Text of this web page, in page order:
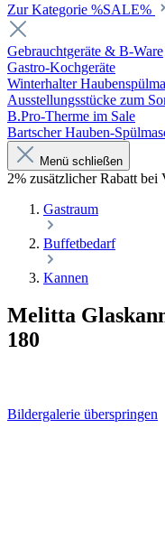
Zur Kategorie %SALE%
Gebrauchtgeräte & B-Ware
Gastro-Kochgeräte
Winterhalter
Ausstellungsstücke zum
B.Pro-Therme im Sale
Bartscher Hauben-
Menü schließen
2% zusätzlicher Rabatt bei
Gastraum
Buffetbedarf
Kannen
Melitta
180
Bildergalerie überspringen